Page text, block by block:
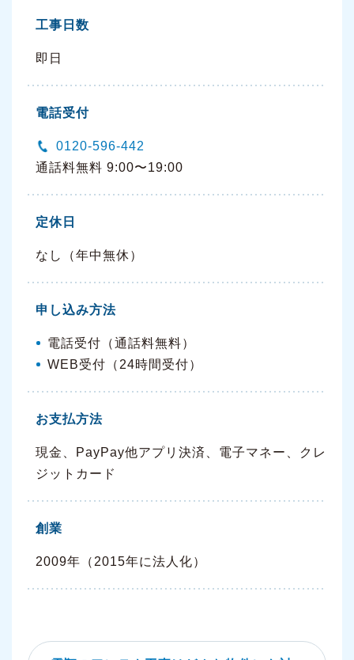
工事日数
即日
電話受付
0120-596-442
通話料無料 9:00〜19:00
定休日
なし（年中無休）
申し込み方法
電話受付（通話料無料）
WEB受付（24時間受付）
お支払方法
現金、PayPay他アプリ決済、電子マネー、クレ
ジットカード
創業
2009年（2015年に法人化）